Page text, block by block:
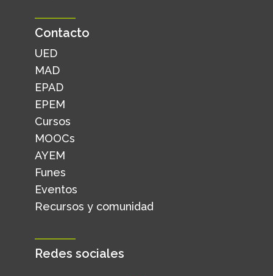
Contacto
UED
MAD
EPAD
EPEM
Cursos
MOOCs
AYEM
Funes
Eventos
Recursos y comunidad
Redes sociales